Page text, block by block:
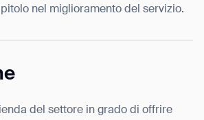
nel miglioramento del servizio.
del settore in grado di offrire